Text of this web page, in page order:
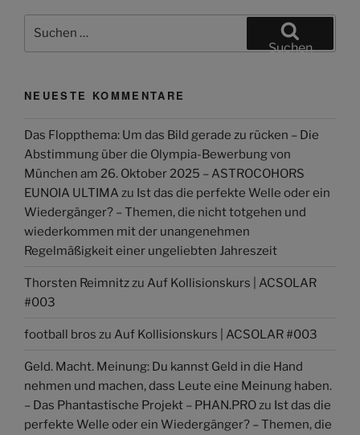
Suchen
nach:
Suchen
NEUESTE KOMMENTARE
Das Floppthema: Um das Bild gerade zu rücken – Die
Abstimmung über die Olympia-Bewerbung von
München am 26. Oktober 2025 – ASTROCOHORS
EUNOIA ULTIMA zu Ist das die perfekte Welle oder ein
Wiedergänger? – Themen, die nicht totgehen und
wiederkommen mit der unangenehmen
Regelmäßigkeit einer ungeliebten Jahreszeit
Thorsten Reimnitzzu Auf Kollisionskurs | ACSOLAR
#003
football bros zu Auf Kollisionskurs | ACSOLAR #003
Geld. Macht. Meinung: Du kannst Geld in die Hand
nehmen und machen, dass Leute eine Meinung haben.
– Das Phantastische Projekt – PHAN.PROzu Ist das die
perfekte Welle oder ein Wiedergänger? – Themen, die